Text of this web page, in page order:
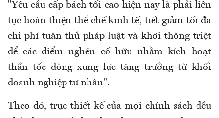
"Yêu cầu cấp bách tối cao hiện nay là phải liên
tục hoàn thiện thể chế kinh tế, tiết giảm tối đa
chi phí tuân thủ pháp luật và khơi thông triệt
để các điểm nghẽn cố hữu nhằm kích hoạt
thần tốc dòng xung lực tăng trưởng từ khối
doanh nghiệp tư nhân".
Theo đó, trục thiết kế của mọi chính sách đều